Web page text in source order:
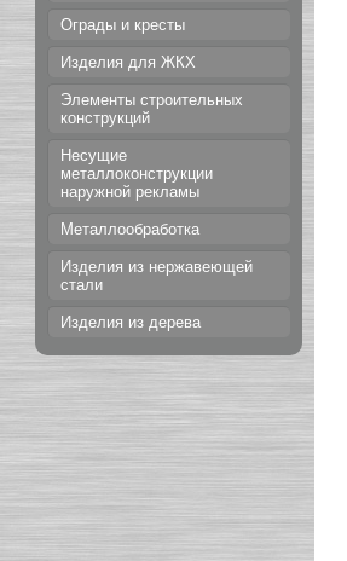
Ограды и кресты
Изделия для ЖКХ
Элементы строительных
конструкций
Несущие
металлоконструкции
наружной рекламы
Металлообработка
Изделия из нержавеющей
стали
Изделия из дерева